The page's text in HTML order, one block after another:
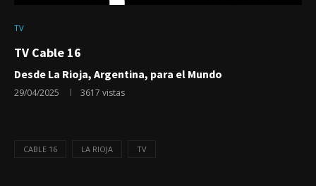
TV
TV Cable 16
Desde La Rioja, Argentina, para el Mundo
29/04/2025 3617 vistas
CABLE 16 LA RIOJA TV